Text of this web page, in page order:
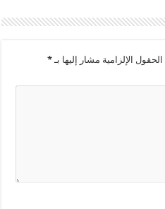
الحقول الإلزامية مشار إليها بـ*